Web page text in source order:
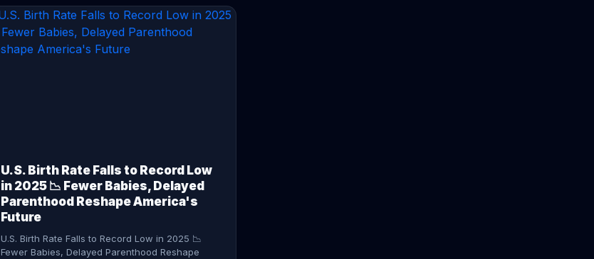
U.S. Birth Rate Falls to Record Low
in 2025 📉 Fewer Babies, Delayed
Parenthood Reshape America's
Future
U.S. Birth Rate Falls to Record Low in 2025 📉
Fewer Babies, Delayed Parenthood Reshape